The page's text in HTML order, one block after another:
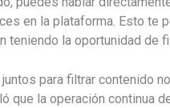
en la plataforma. Esto
la oportunidad de
para filtrar contenido
que la operación continua